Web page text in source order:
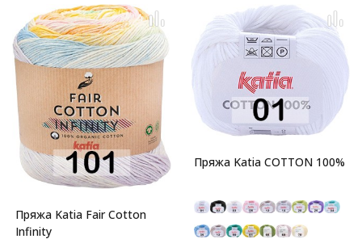
Пряжа Katia Fair Cotton
Infinity
Пряжа Katia COTTON 100%